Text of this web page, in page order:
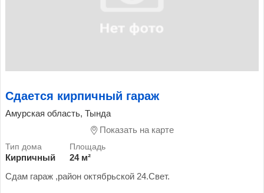
Сдается кирпичный гараж
Амурская область, Тында
Показать на карте
Кирпичный
24 м²
Сдам гараж ,район октябрьской 24.Свет.